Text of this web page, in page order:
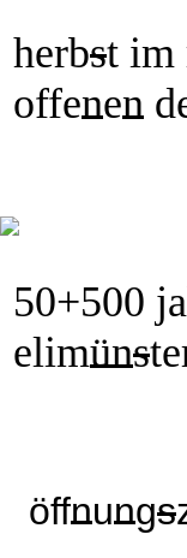
herbst im
offenen
50+500
elimüns
öffnungs